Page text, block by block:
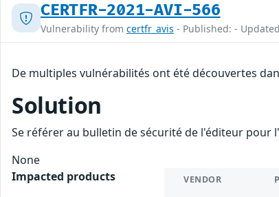
CERTFR-2021-AVI-566
Vulnerability from certfr_avis - Published: -
De multiples vulnérabilités ont été découvertes
Solution
Se référer au bulletin de sécurité de l'éditeur
None
Impacted products
VENDOR